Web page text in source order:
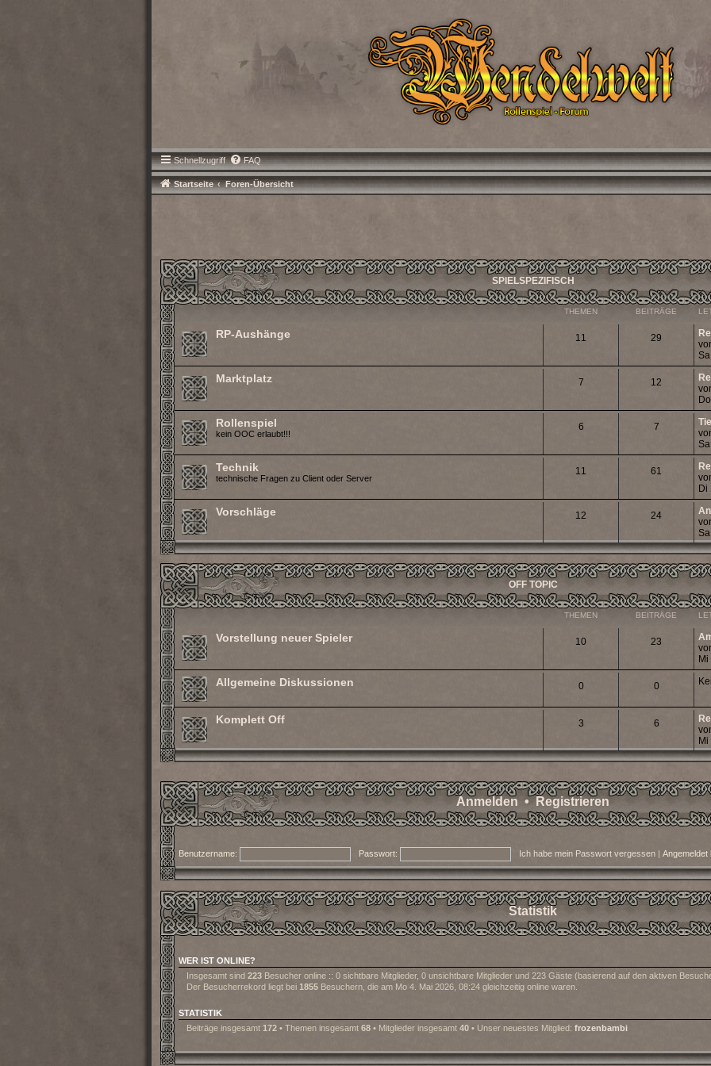
Schnellzugriff FAQ
Startseite Foren-Übersicht
SPIELSPEZIFISCH
THEMEN BEITRÄGE
RP-Aushänge 11 29
Marktplatz 7 12
Rollenspiel
kein OOC erlaubt!!!
6 7
Technik
technische Fragen zu Client oder Server
11 61
Di
Vorschläge 12 24
OFF TOPIC
THEMEN BEITRÄGE
Vorstellung neuer Spieler 10 23
Allgemeine Diskussionen 0 0
Komplett Off 3 6
Anmelden • Registrieren
Benutzername: Passwort: Ich habe mein Passwort vergessen | Angemeldet
Statistik
WER IST ONLINE?
Insgesamt sind 223Besucher online :: 0 sichtbare Mitglieder, 0 unsichtbare Mitglieder und 223 Gäste (basierend auf den aktiven
Der Besucherrekord liegt bei 1855Besuchern, die am Mo 4. Mai 2026, 08:24 gleichzeitig online waren.
STATISTIK
Beiträge insgesamt 172• Themen insgesamt 68• Mitglieder insgesamt 40• Unser neuestes Mitglied: frozenbambi